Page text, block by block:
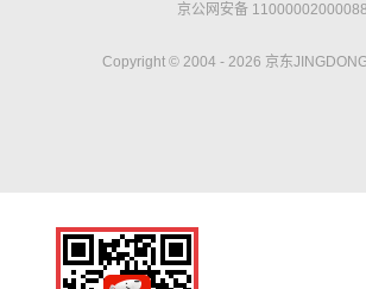
京公网安备
Copyright © 2004 - 2026 京东